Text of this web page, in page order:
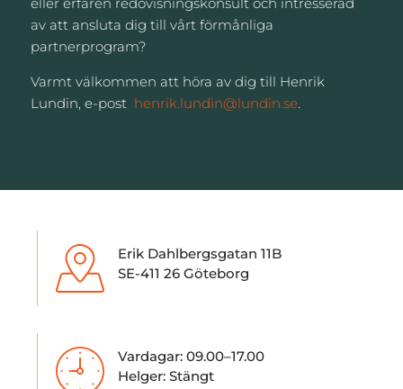
av att ansluta dig till vårt förmånliga
partnerprogram?
Varmt välkommen att höra av dig till Henrik
Lundin, e-post henrik.lundin@lundin.se.
Erik Dahlbergsgatan 11B
SE-411 26 Göteborg
Vardagar: 09.00–17.00
Helger: Stängt